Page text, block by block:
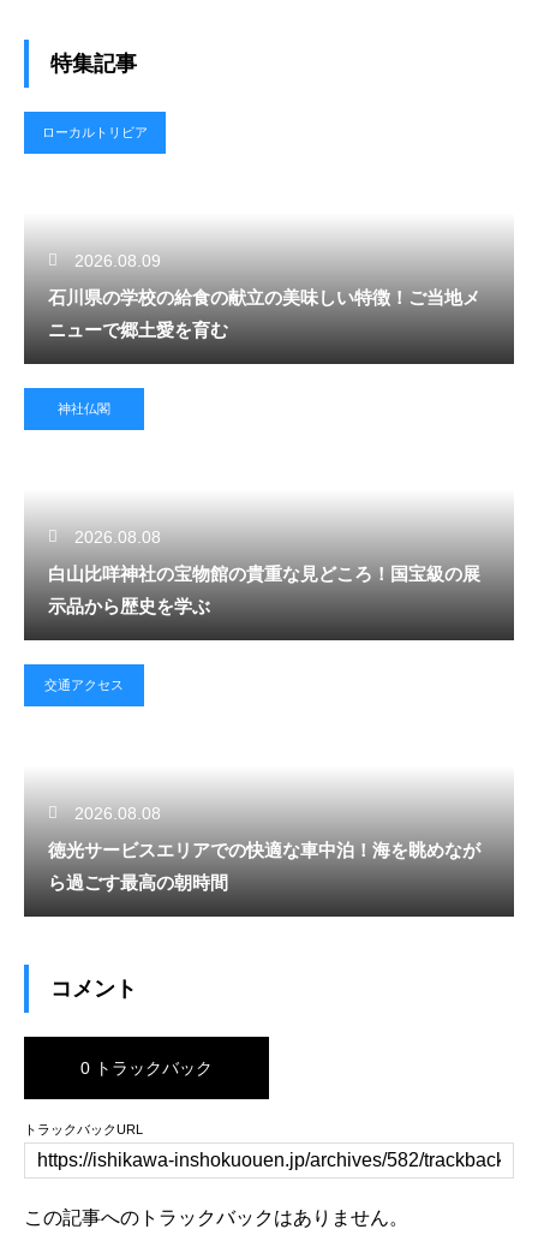
特集記事
ローカルトリビア
2026.08.09
石川県の学校の給食の献立の美味しい特徴！ご当地メ
ニューで郷土愛を育む
神社仏閣
2026.08.08
白山比咩神社の宝物館の貴重な見どころ！国宝級の展
示品から歴史を学ぶ
交通アクセス
2026.08.08
徳光サービスエリアでの快適な車中泊！海を眺めなが
ら過ごす最高の朝時間
コメント
0 トラックバック
トラックバックURL
この記事へのトラックバックはありません。